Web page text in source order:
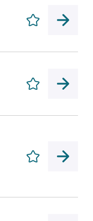
Enregistrer
Enregistrer
Enregistrer